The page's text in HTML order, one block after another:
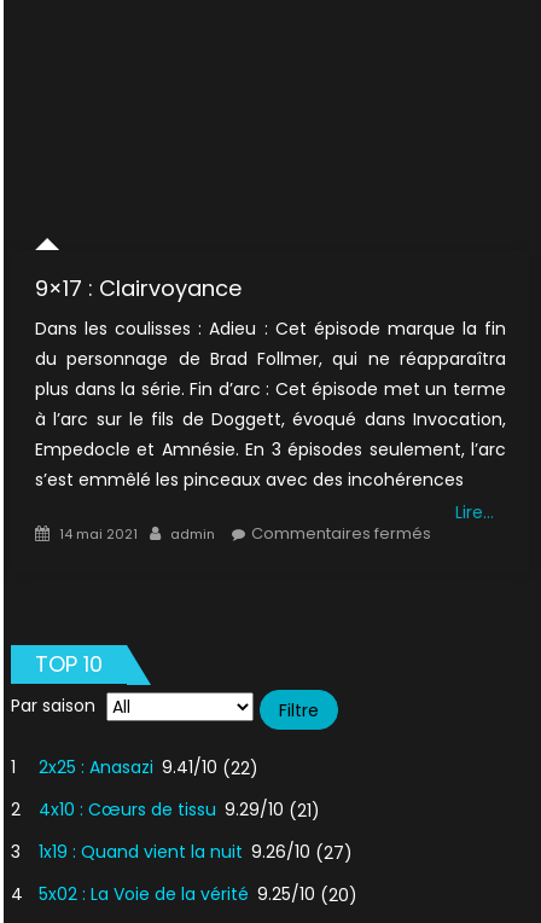
9×17 : Clairvoyance
Dans les coulisses : Adieu : Cet épisode marque la fin
du personnage de Brad Follmer, qui ne réapparaîtra
plus dans la série. Fin d’arc : Cet épisode met un terme
à l’arc sur le fils de Doggett, évoqué dans Invocation,
Empedocle et Amnésie. En 3 épisodes seulement, l’arc
s’est emmêlé les pinceaux avec des incohérences
Lire…
Posted
14 mai 2021 Author
admin Commentaires ferméssur
TOP 10
Par saison
1 2x25 : Anasazi 9.41/10 (22)
2
4x10 : Cœurs de tissu 9.29/10 (21)
3
1x19 : Quand vient la nuit 9.26/10 (27)
4
5x02 : La Voie de la vérité 9.25/10 (20)